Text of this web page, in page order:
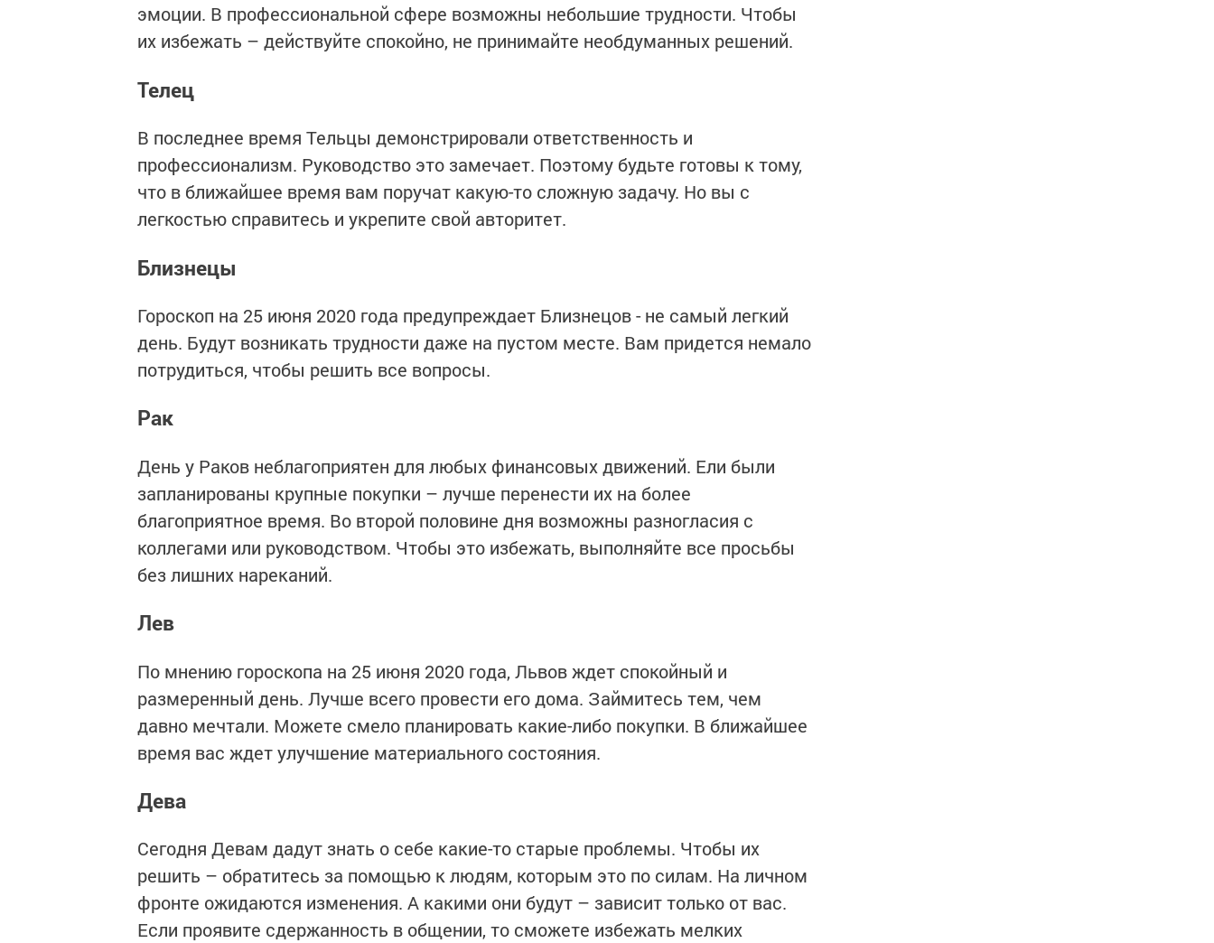
эмоции. В профессиональной сфере возможны небольшие трудности. Чтобы
их избежать – действуйте спокойно, не принимайте необдуманных решений.
Телец
В последнее время Тельцы демонстрировали ответственность и
профессионализм. Руководство это замечает. Поэтому будьте готовы к тому,
что в ближайшее время вам поручат какую-то сложную задачу. Но вы с
легкостью справитесь и укрепите свой авторитет.
Близнецы
Гороскоп на 25 июня 2020 года предупреждает Близнецов - не самый легкий
день. Будут возникать трудности даже на пустом месте. Вам придется немало
потрудиться, чтобы решить все вопросы.
Рак
День у Раков неблагоприятен для любых финансовых движений. Ели были
запланированы крупные покупки – лучше перенести их на более
благоприятное время. Во второй половине дня возможны разногласия с
коллегами или руководством. Чтобы это избежать, выполняйте все просьбы
без лишних нареканий.
Лев
По мнению гороскопа на 25 июня 2020 года, Львов ждет спокойный и
размеренный день. Лучше всего провести его дома. Займитесь тем, чем
давно мечтали. Можете смело планировать какие-либо покупки. В ближайшее
время вас ждет улучшение материального состояния.
Дева
Сегодня Девам дадут знать о себе какие-то старые проблемы. Чтобы их
решить – обратитесь за помощью к людям, которым это по силам. На личном
фронте ожидаются изменения. А какими они будут – зависит только от вас.
Если проявите сдержанность в общении, то сможете избежать мелких